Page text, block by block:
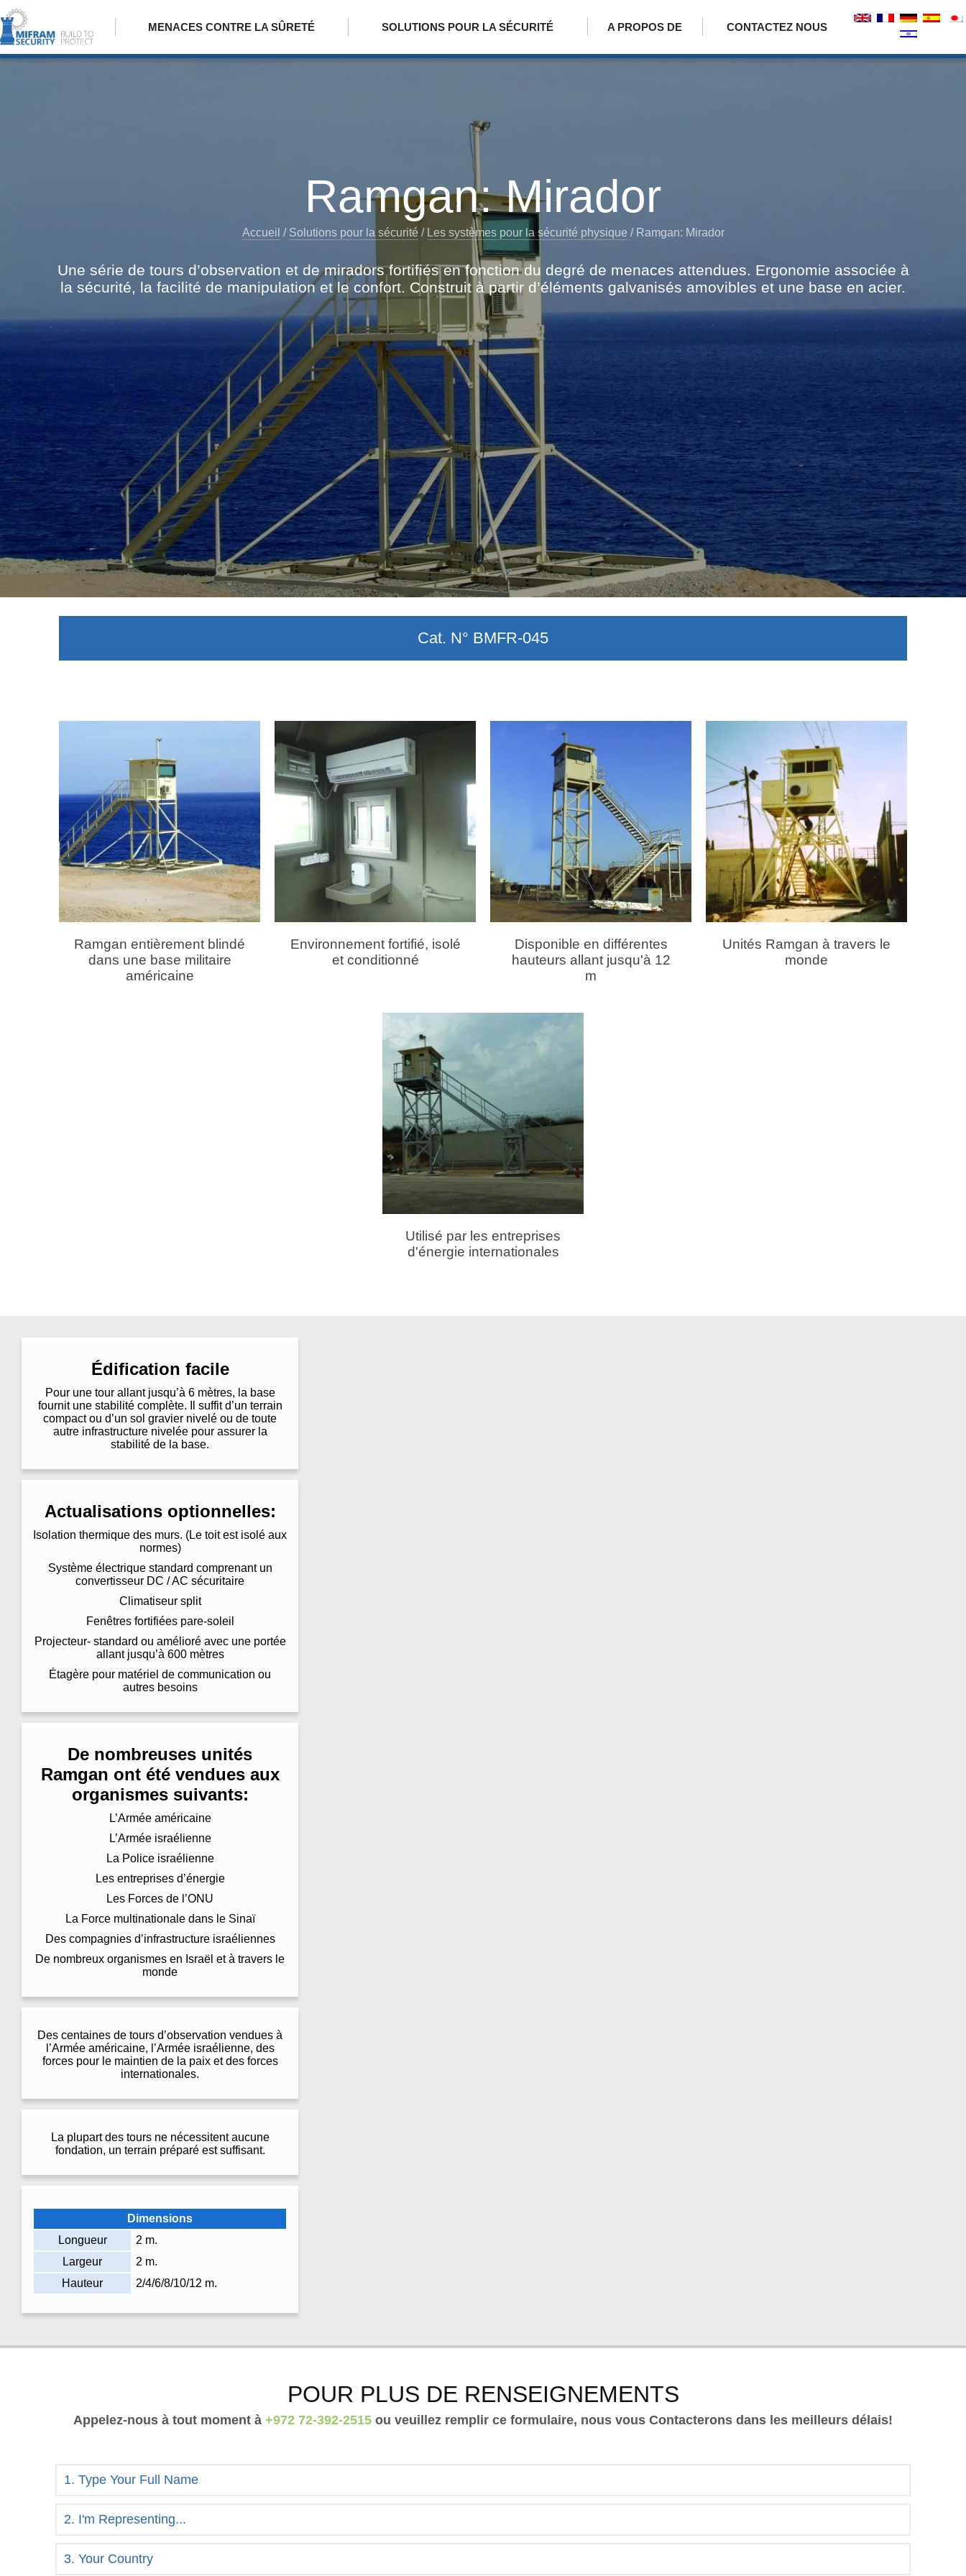
MENACES CONTRE LA SÛRETÉ SOLUTIONS POUR LA SÉCURITÉ A PROPOS DE CONTACTEZ NOUS
Ramgan: Mirador
Accueil / Solutions pour la sécurité/ Les systèmes pour la sécurité physique / Ramgan: Mirador
Une série de tours d’observation et de miradors fortifiés en fonction du degré de menaces attendues. Ergonomie associée à
la sécurité, la facilité de manipulation et le confort. Construit à partir d’éléments galvanisés amovibles et une base en acier.
Cat. N° BMFR-045
Ramgan entièrement blindé
dans une base militaire
américaine
Environnement fortifié, isolé
et conditionné
Disponible en différentes
hauteurs allant jusqu'à 12
m
Unités Ramgan à travers le
monde
Utilisé par les entreprises
d'énergie internationales
Édification facile
Pour une tour allant jusqu’à 6 mètres, la base
fournit une stabilité complète. Il suffit d’un terrain
compact ou d’un sol gravier nivelé ou de toute
autre infrastructure nivelée pour assurer la
stabilité de la base.
Actualisations optionnelles:
Isolation thermique des murs. (Le toit est isolé aux
normes)
Système électrique standard comprenant un
convertisseur DC / AC sécuritaire
Climatiseur split
Fenêtres fortifiées pare-soleil
Projecteur- standard ou amélioré avec une portée
allant jusqu’à 600 mètres
Étagère pour matériel de communication ou
autres besoins
De nombreuses unités
Ramgan ont été vendues aux
organismes suivants:
L’Armée américaine
L’Armée israélienne
La Police israélienne
Les entreprises d’énergie
Les Forces de l’ONU
La Force multinationale dans le Sinaï
Des compagnies d’infrastructure israéliennes
De nombreux organismes en Israël et à travers le
monde
Des centaines de tours d’observation vendues à
l’Armée américaine, l’Armée israélienne, des
forces pour le maintien de la paix et des forces
internationales.
La plupart des tours ne nécessitent aucune
fondation, un terrain préparé est suffisant.
Dimensions
Longueur
2 m.
Largeur
2 m.
Hauteur
2/4/6/8/10/12 m.
POUR PLUS DE RENSEIGNEMENTS
Appelez-nous à tout moment à +972 72-392-2515 ou veuillez remplir ce formulaire, nous vous Contacterons dans les meilleurs délais!